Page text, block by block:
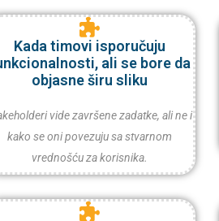
Kada timovi isporučuju
ali se bore da
objasne širu sliku
vide završene zadatke, ali ne i
kako se oni povezuju sa stvarnom
vrednošću za korisnika.